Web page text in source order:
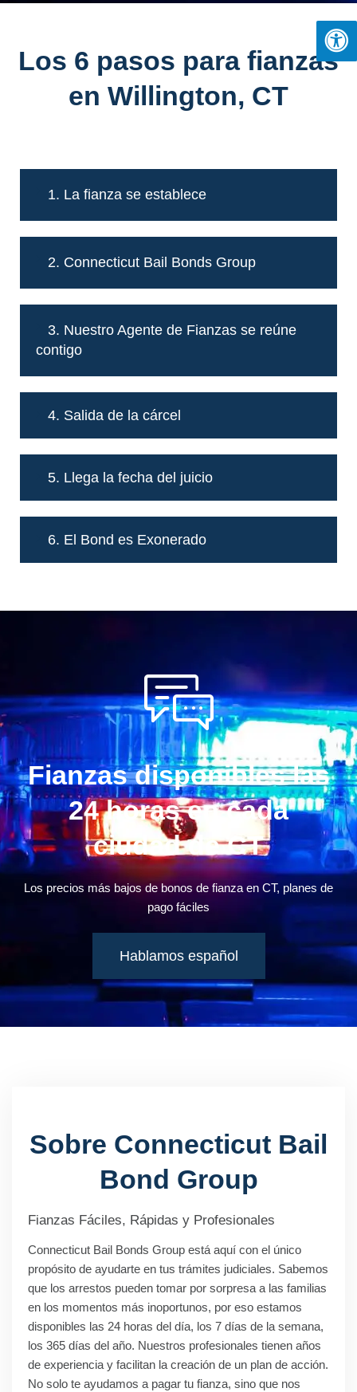
Los 6 pasos para fianzas
en Willington, CT
1. La fianza se establece
2. Connecticut Bail Bonds Group
3. Nuestro Agente de Fianzas se reúne
contigo
4. Salida de la cárcel
5. Llega la fecha del juicio
6. El Bond es Exonerado
Fianzas disponibles las
24 horas en cada
ciudad de CT
Los precios más bajos de bonos de fianza en CT, planes de
pago fáciles
Hablamos español
Sobre Connecticut Bail
Bond Group
Fianzas Fáciles, Rápidas y Profesionales
Connecticut Bail Bonds Group está aquí con el único
propósito de ayudarte en tus trámites judiciales. Sabemos
que los arrestos pueden tomar por sorpresa a las familias
en los momentos más inoportunos, por eso estamos
disponibles las 24 horas del día, los 7 días de la semana,
los 365 días del año. Nuestros profesionales tienen años
de experiencia y facilitan la creación de un plan de acción.
No solo te ayudamos a pagar tu fianza, sino que nos